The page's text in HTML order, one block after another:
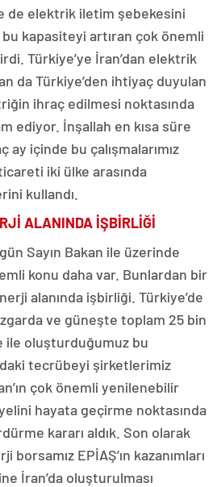
de elektrik iletim şebekesini
kapasiteyi artıran çok önemli
Türkiye’ye İran’dan elektrik
da Türkiye’den ihtiyaç duyulan
ihraç edilmesi noktasında
ediyor. İnşallah en kısa süre
içinde bu çalışmalarımız
iki ülke arasında
kullandı.
ALANINDA İŞBİRLİĞİ
Sayın Bakan ile üzerinde
konu daha var. Bunlardan bir
alanında işbirliği. Türkiye’de
ve güneşte toplam 25 bin
ile oluşturduğumuz bu
tecrübeyi şirketlerimiz
çok önemli yenilenebilir
hayata geçirme noktasında
kararı aldık. Son olarak
borsamız EPİAŞ’ın kazanımları
İran’da oluşturulması